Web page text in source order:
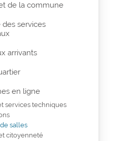
de la commune
des services
arrivants
en ligne
services techniques
salles
citoyenneté